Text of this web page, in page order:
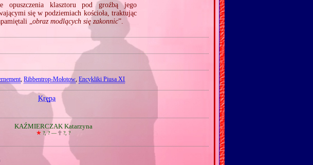
opuszczenia klasztoru pod groźbą jego
się w podziemiach kościoła, traktując
„obraz modlących się zakonnic”.
,Ribbentrop‐Mołotow,Encykliki Piusa XI
Krępa
KAŹMIERCZAK Katarzyna
🞲 ?, ? —🕆 ?, ?